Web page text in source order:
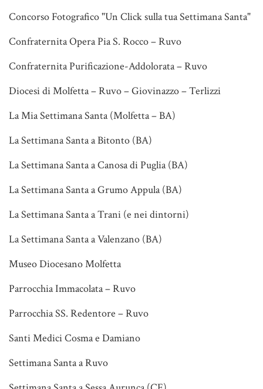
Concorso Fotografico "Un Click sulla tua Settimana Santa"
Confraternita Opera Pia S. Rocco – Ruvo
Confraternita Purificazione-Addolorata – Ruvo
Diocesi di Molfetta – Ruvo – Giovinazzo – Terlizzi
La Mia Settimana Santa (Molfetta – BA)
La Settimana Santa a Bitonto (BA)
La Settimana Santa a Canosa di Puglia (BA)
La Settimana Santa a Grumo Appula (BA)
La Settimana Santa a Trani (e nei dintorni)
La Settimana Santa a Valenzano (BA)
Museo Diocesano Molfetta
Parrocchia Immacolata – Ruvo
Parrocchia SS. Redentore – Ruvo
Santi Medici Cosma e Damiano
Settimana Santa a Ruvo